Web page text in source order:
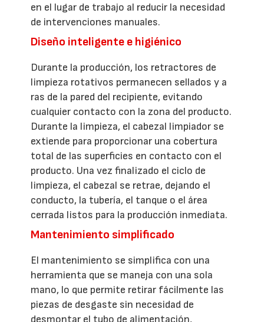
en el lugar de trabajo al reducir la necesidad
de intervenciones manuales.
Diseño inteligente e higiénico
Durante la producción, los retractores de
limpieza rotativos permanecen sellados y a
ras de la pared del recipiente, evitando
cualquier contacto con la zona del producto.
Durante la limpieza, el cabezal limpiador se
extiende para proporcionar una cobertura
total de las superficies en contacto con el
producto. Una vez finalizado el ciclo de
limpieza, el cabezal se retrae, dejando el
conducto, la tubería, el tanque o el área
cerrada listos para la producción inmediata.
Mantenimiento simplificado
El mantenimiento se simplifica con una
herramienta que se maneja con una sola
mano, lo que permite retirar fácilmente las
piezas de desgaste sin necesidad de
desmontar el tubo de alimentación,